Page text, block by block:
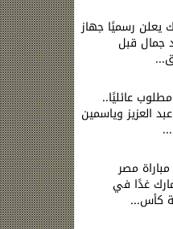
يعلن رسميًا جهاز
جمال قبل
عائليًا..
العزيز وياسمين
مصر
غدًا في
كأس...